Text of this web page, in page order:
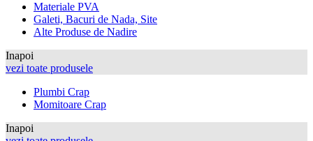
Materiale PVA
Galeti, Bacuri de Nada, Site
Alte Produse de Nadire
Inapoi
vezi toate produsele
Plumbi Crap
Momitoare Crap
Inapoi